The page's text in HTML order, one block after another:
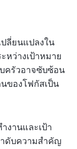
ลี่ยนแปลงใน
ว่างเป้าหมาย
ครัวอาจซับซ้อน
ของโฟกัสเป็น
งานและเป้า
ดับความสำคัญ